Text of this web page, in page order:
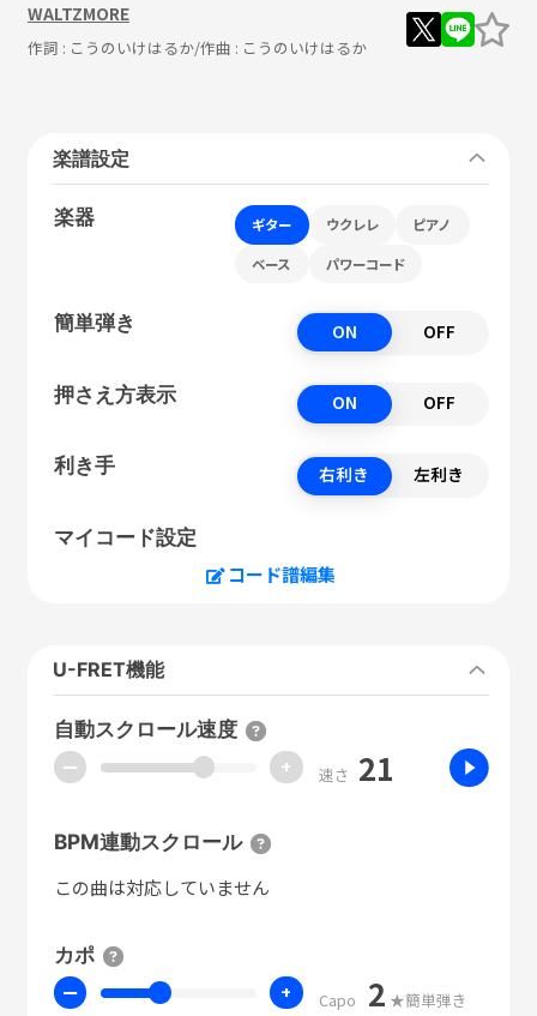
WALTZMORE
作詞 : こうのいけはるか/作曲 : こうのいけはるか
楽譜設定
楽器 ギター ウクレレ ピアノ
ベース パワーコード
簡単弾き ON OFF
押さえ方表示 ON OFF
利き手 右利き 左利き
マイコード設定
コード譜編集
U-FRET機能
自動スクロール速度
ー + 速さ 21
BPM連動スクロール
この曲は対応していません
カポ
ー + Capo 2 ★簡単弾き